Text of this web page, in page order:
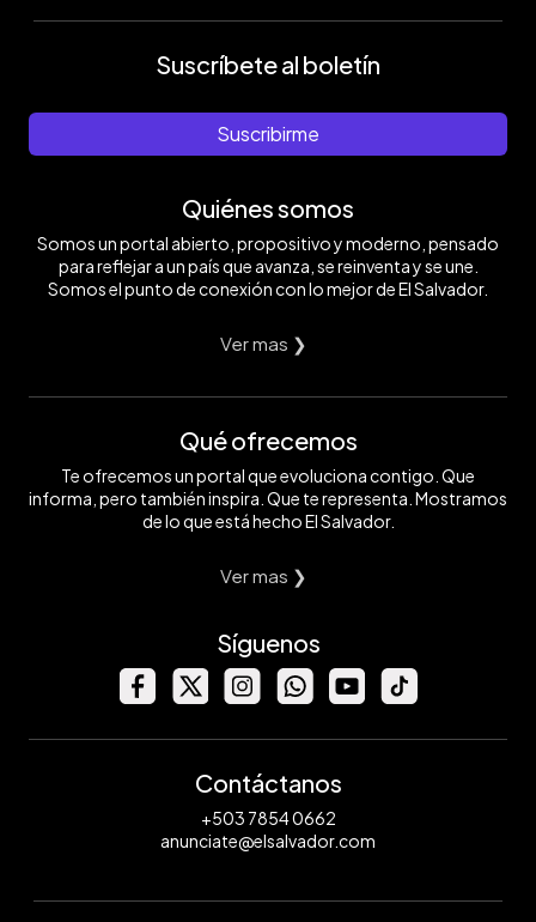
Suscríbete al boletín
Suscribirme
Quiénes somos
Somos un portal abierto, propositivo y moderno, pensado
para reflejar a un país que avanza, se reinventa y se une.
Somos el punto de conexión con lo mejor de El Salvador.
Ver mas ❯
Qué ofrecemos
Te ofrecemos un portal que evoluciona contigo. Que
informa, pero también inspira. Que te representa. Mostramos
de lo que está hecho El Salvador.
Ver mas ❯
Síguenos
Contáctanos
+503 7854 0662
anunciate@elsalvador.com